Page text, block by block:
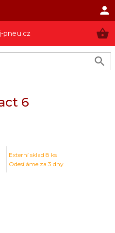
pneu.cz
6
Externí sklad 8 ks
Odesíláme za 3 dny